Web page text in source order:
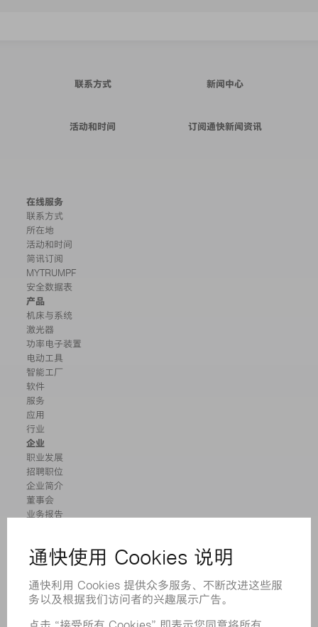
联系方式 新闻中心
活动和时间 订阅通快新闻资讯
在线服务
联系方式
所在地
活动和时间
简讯订阅
MYTRUMPF
安全数据表
产品
机床与系统
激光器
功率电子装置
电动工具
智能工厂
软件
服务
应用
行业
企业
职业发展
招聘职位
企业简介
董事会
业务报告
举报系统
新闻稿
杂志